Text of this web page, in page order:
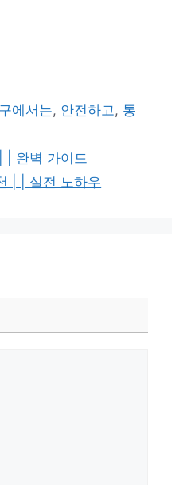
에서는, 안전하고 , 통
| 완벽 가이드
| | 실전 노하우